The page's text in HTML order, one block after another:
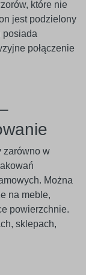
które nie
jest podzielony
posiada
połączenie
zarówno w
Można
na meble,
powierzchnie.
sklepach,